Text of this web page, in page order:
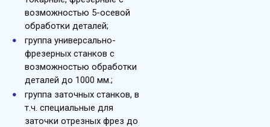
возможностью 5-осевой
обработки деталей;
группа универсально-
фрезерных станков с
возможностью обработки
деталей до 1000 мм.;
группа заточных станков, в
т.ч. специальные для
заточки отрезных фрез до